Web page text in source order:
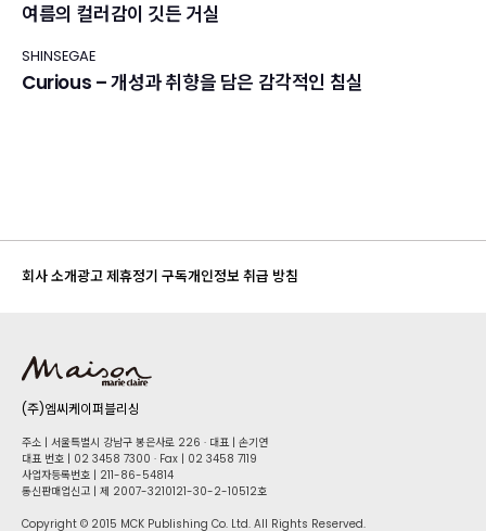
여름의 컬러감이 깃든 거실
SHINSEGAE
Curious – 개성과 취향을 담은 감각적인 침실
회사 소개광고 제휴정기 구독개인정보 취급 방침
(주)엠씨케이퍼블리싱
주소 | 서울특별시 강남구 봉은사로 226 · 대표 | 손기연
대표 번호 | 02 34​58 7300 · Fax | 02 34​58 7119
사업자등록번호 | 211-86-5​4814
통신판매업신고 | 제 2007-3210121-30-2-10512호
Copyright © 2015 MCK Publishing Co. Ltd. All Rights Reserved.